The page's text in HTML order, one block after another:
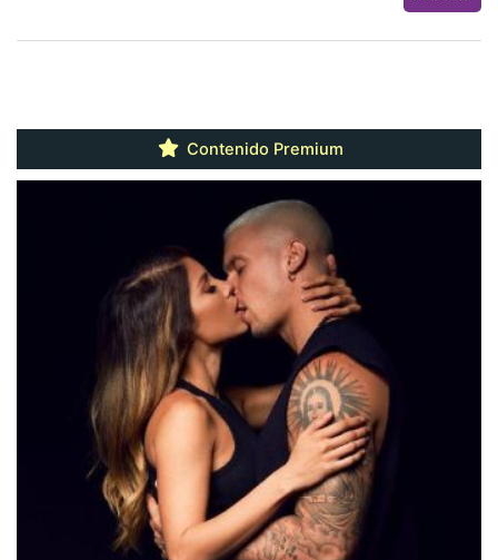
Contenido Premium